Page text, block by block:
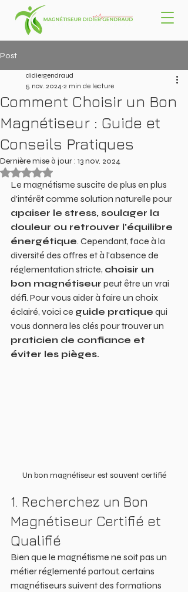
Post
Comment Choisir un Bon
Magnétiseur : Guide et
Conseils Pratiques
didiergendraud
5 nov. 2024 2 min de lecture
Dernière mise à jour : 13 nov. 2024
Noté NaN étoiles sur 5.
Le magnétisme suscite de plus en plus
d'intérêt comme solution naturelle pour
apaiser le stress, soulager la
douleur ou retrouver l'équilibre
énergétique. Cependant, face à la
diversité des offres et à l'absence de
réglementation stricte, choisir un
bon magnétiseur peut être un vrai
défi. Pour vous aider à faire un choix
éclairé, voici ce guide pratique qui
vous donnera les clés pour trouver un
praticien de confiance et
éviter les pièges.
Un bon magnétiseur est souvent certifié
1. Recherchez un Bon
Magnétiseur Certifié et
Qualifié
Bien que le magnétisme ne soit pas un
métier réglementé partout, certains
magnétiseurs suivent des formations